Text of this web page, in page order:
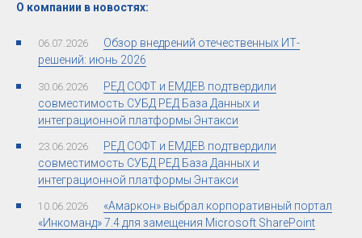
О компании в новостях:
06.07.2026
Обзор внедрений отечественных ИТ-
решений: июнь 2026
30.06.2026
РЕД СОФТ и ЕМДЕВ подтвердили
совместимость СУБД РЕД База Данных и
интеграционной платформы Энтакси
23.06.2026
РЕД СОФТ и ЕМДЕВ подтвердили
совместимость СУБД РЕД База Данных и
интеграционной платформы Энтакси
10.06.2026
«Амаркон» выбрал корпоративный портал
«Инкоманд» 7.4 для замещения Microsoft SharePoint